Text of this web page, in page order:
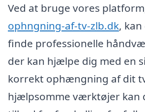
Ved at bruge vores
ophngning-af-tv-zlb.dk,
finde professionelle
der kan hjælpe dig med en
korrekt ophængning af dit
hjælpsomme værktøjer kan